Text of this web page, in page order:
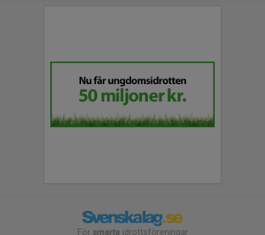
För smarta idrottsföreningar